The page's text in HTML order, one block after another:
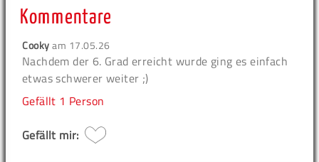
Kommentare
Cookyam 17.05.26
Nachdem der 6. Grad erreicht wurde ging es einfach
etwas schwerer weiter ;)
Gefällt 1 Person
Gefällt mir: